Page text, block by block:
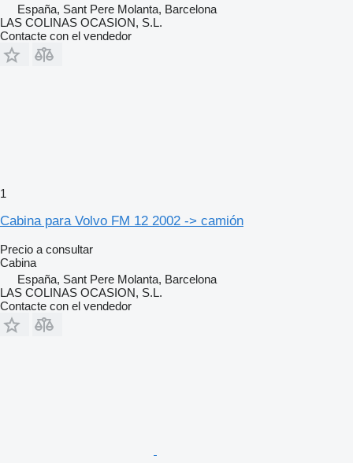
España, Sant Pere Molanta, Barcelona
LAS COLINAS OCASION, S.L.
Contacte con el vendedor
1
Cabina para Volvo FM 12 2002 -> camión
Precio a consultar
Cabina
España, Sant Pere Molanta, Barcelona
LAS COLINAS OCASION, S.L.
Contacte con el vendedor